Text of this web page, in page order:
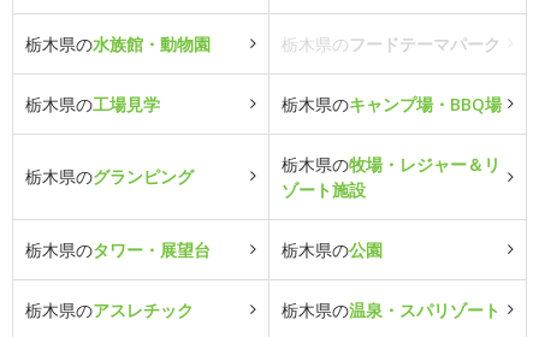
栃木県の水族館・動物園 栃木県のフードテーマパーク
栃木県の工場見学 栃木県のキャンプ場・BBQ場
栃木県のグランピング
栃木県の牧場・レジャー＆リ
ゾート施設
栃木県のタワー・展望台 栃木県の公園
栃木県のアスレチック 栃木県の温泉・スパリゾート